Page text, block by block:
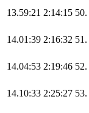
13.59:21 2:14:15 50.
14.01:39 2:16:32 51.
14.04:53 2:19:46 52.
14.10:33 2:25:27 53.